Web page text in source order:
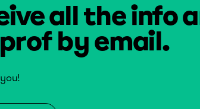
all the info
by email.